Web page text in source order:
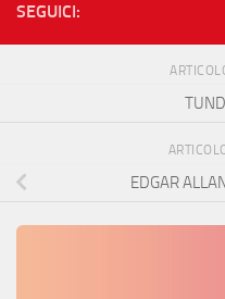
SEGUICI:
EDGAR